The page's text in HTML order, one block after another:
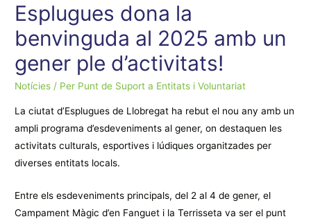
Esplugues dona la
benvinguda al 2025 amb un
gener ple d’activitats!
Notícies / Per Punt de Suport a Entitats i Voluntariat
La ciutat d’Esplugues de Llobregat ha rebut el nou any amb un
ampli programa d’esdeveniments al gener, on destaquen les
activitats culturals, esportives i lúdiques organitzades per
diverses entitats locals.
Entre els esdeveniments principals, del 2 al 4 de gener, el
Campament Màgic d’en Fanguet i la Terrisseta va ser el punt